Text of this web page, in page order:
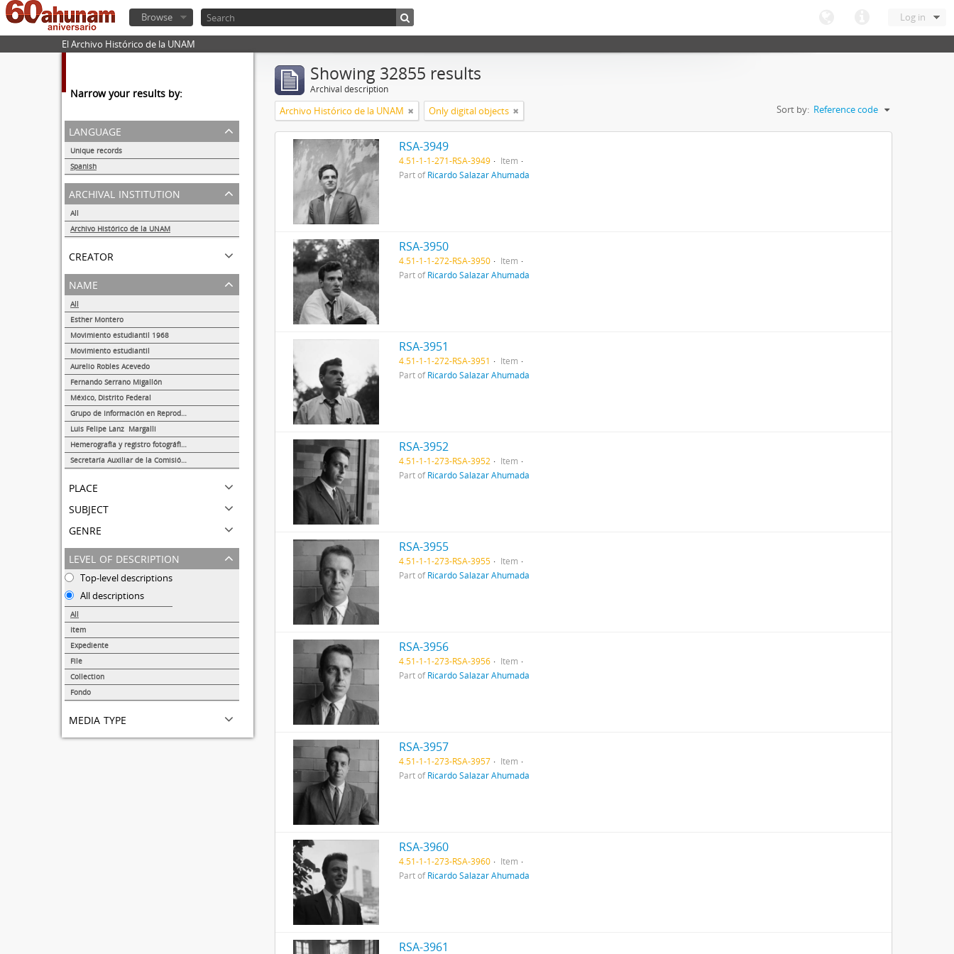
Log in
Browse
El Archivo Histórico de la UNAM
Narrow your results by:
language
Unique records
Spanish
32855
archival institution
All
Archivo Histórico de la UNAM
creator
name
All
Esther Montero
Movimiento estudiantil 1968
Movimiento estudiantil
Aurelio Robles Acevedo
Fernando Serrano Migallón
México, Distrito Federal
Grupo de Información en Reproducción Elegida (GIRE)
Luis Felipe Lanz Margalli
Hemerografía y registro fotográfico sobre el conflicto universitario de 1999-2000
Secretaría Auxiliar de la Comisión Organizadora de la Exposición 1929-1979. Autonomía Universitaria UNAM.
place
subject
genre
level of description
Top-level descriptions
All descriptions
All
Item
Expediente
File
Collection
Fondo
media type
Showing 32855 results
Archival description
Archivo Histórico de la UNAM Only digital objects Sort by: Reference code
RSA-3949
4.51-1-1-271-RSA-3949
Item
Part ofRicardo Salazar Ahumada
RSA-3950
4.51-1-1-272-RSA-3950
Item
Part ofRicardo Salazar Ahumada
RSA-3951
4.51-1-1-272-RSA-3951
Item
Part ofRicardo Salazar Ahumada
RSA-3952
4.51-1-1-273-RSA-3952
Item
Part ofRicardo Salazar Ahumada
RSA-3955
4.51-1-1-273-RSA-3955
Item
Part ofRicardo Salazar Ahumada
RSA-3956
4.51-1-1-273-RSA-3956
Item
Part ofRicardo Salazar Ahumada
RSA-3957
4.51-1-1-273-RSA-3957
Item
Part ofRicardo Salazar Ahumada
RSA-3960
4.51-1-1-273-RSA-3960
Item
Part ofRicardo Salazar Ahumada
RSA-3961